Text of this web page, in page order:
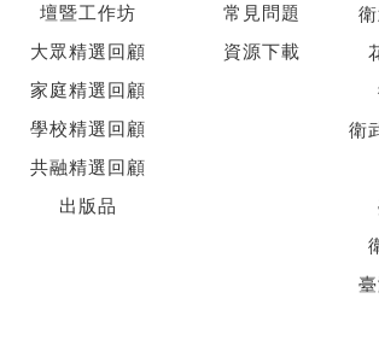
壇暨工作坊
大眾精選回顧
家庭精選回顧
學校精選回顧
共融精選回顧
出版品
常見問題
資源下載
衛